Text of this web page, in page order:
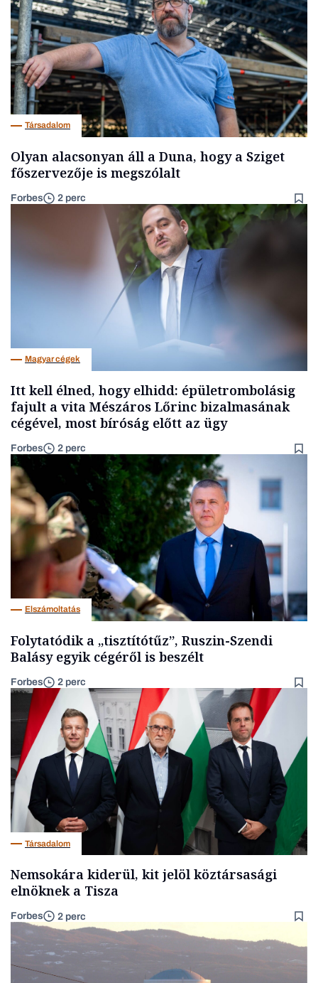
Társadalom
Olyan alacsonyan áll a Duna, hogy a Sziget
főszervezője is megszólalt
Forbes 2 perc
Magyar cégek
Itt kell élned, hogy elhidd: épületrombolásig
fajult a vita Mészáros Lőrinc bizalmasának
cégével, most bíróság előtt az ügy
Forbes 2 perc
Elszámoltatás
Folytatódik a „tisztítótűz”, Ruszin-Szendi
Balásy egyik cégéről is beszélt
Forbes 2 perc
Társadalom
Nemsokára kiderül, kit jelöl köztársasági
elnöknek a Tisza
Forbes 2 perc